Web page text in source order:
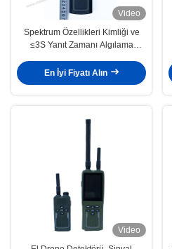
Video
Spektrum Özellikleri Kimliği ve
≤3S Yanıt Zamanı Algılama
Drone Detektörü
En İyi Fiyatı Alın
Video